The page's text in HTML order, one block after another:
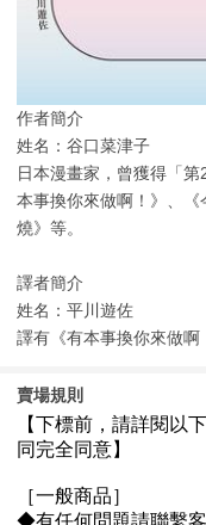
作者簡介
姓名：谷口菜津子
日本漫畫家，曾獲得「
本事換你來做啊！》、
燒》等。
譯者簡介
姓名：平川遊佐
譯有《有本事換你來做啊
賣場規則